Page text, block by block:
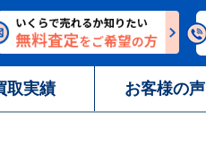
取実績 お客様の声